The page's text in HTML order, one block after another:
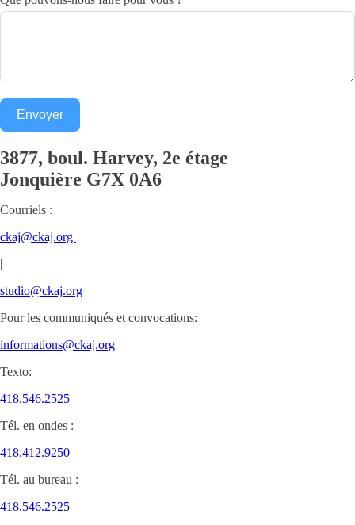
Envoyer
3877, boul. Harvey, 2e étage
Jonquière G7X 0A6
Courriels :
ckaj@ckaj.org
|
studio@ckaj.org
Pour les communiqués et convocations:
informations@ckaj.org
Texto:
418.546.2525
Tél. en ondes :
418.412.9250
Tél. au bureau :
418.546.2525